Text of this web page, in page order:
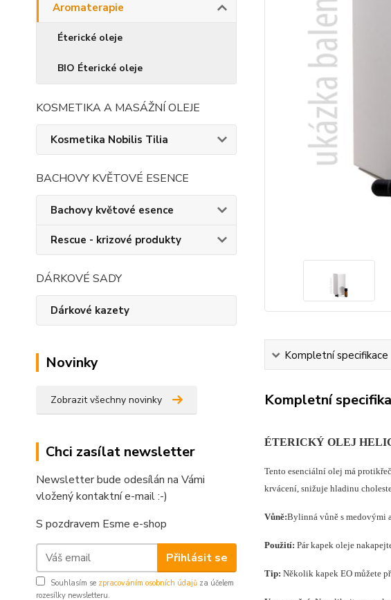
Aromaterapie
Éterické oleje
BIO Éterické oleje
KOSMETIKA A MASÁŽNÍ OLEJE
Kosmetika Nobilis Tilia
BACHOVY KVĚTOVÉ ESENCE
Bachovy květové esence
Rescue - krizové produkty
DÁRKOVÉ SADY
Dárkové kazety
Novinky
Zobrazit všechny novinky
Chci zasílat newsletter
Newsletter bude odesílán na Vámi
vložený kontaktní e-mail :-)
S pozdravem Esme e-shop
Přihlásit se
Souhlasím se zpracováním osobních údajů za účelem
rozesílky newsletteru.
Kompletní specifikace
Kompletní
ÉTERICKÝ OLEJ
Tento esenciální olej má
krvácení, snižuje hladinu
Vůně:Bylinná vůně s medovými
Použití: Pár kapek oleje
Tip: Několik kapek EO můžete